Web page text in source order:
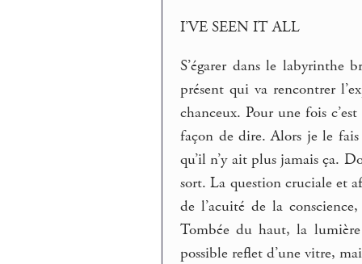
I’VE SEEN IT ALL
S’égarer dans le labyrinthe
présent qui va rencontrer
chanceux. Pour une fois
façon de dire. Alors je le fais
qu’il n’y ait plus jamais ça.
sort. La question cruciale et
de l’acuité de la
Tombée du haut, la lumière
possible reflet d’une vitre,